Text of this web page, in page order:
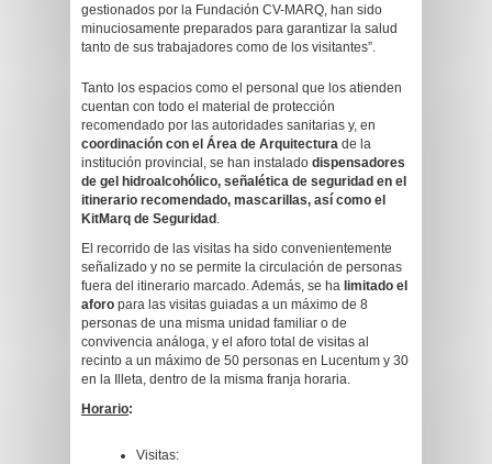
gestionados por la Fundación CV-MARQ, han sido
minuciosamente preparados para garantizar la salud
tanto de sus trabajadores como de los visitantes”.
Tanto los espacios como el personal que los atienden
cuentan con todo el material de protección
recomendado por las autoridades sanitarias y, en
coordinación con el Área de Arquitectura de la
institución provincial, se han instalado dispensadores
de gel hidroalcohólico, señalética de seguridad en el
itinerario recomendado, mascarillas, así como el
KitMarq de Seguridad .
El recorrido de las visitas ha sido convenientemente
señalizado y no se permite la circulación de personas
fuera del itinerario marcado. Además, se ha limitado el
aforo para las visitas guiadas a un máximo de 8
personas de una misma unidad familiar o de
convivencia análoga, y el aforo total de visitas al
recinto a un máximo de 50 personas en Lucentum y 30
en la Illeta, dentro de la misma franja horaria.
Horario:
Visitas: